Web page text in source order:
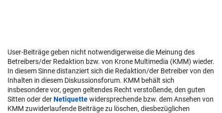
User-Beiträge geben nicht notwendigerweise die Meinung des
Betreibers/der Redaktion bzw. von Krone Multimedia (KMM) wieder.
In diesem Sinne distanziert sich die Redaktion/der Betreiber von den
Inhalten in diesem Diskussionsforum. KMM behält sich
insbesondere vor, gegen geltendes Recht verstoßende, den guten
Sitten oder derNetiquettewidersprechende bzw. dem Ansehen von
KMM zuwiderlaufende Beiträge zu löschen, diesbezüglichen